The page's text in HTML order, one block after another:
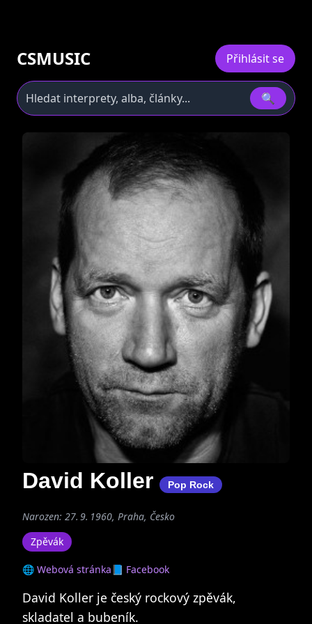
CSMUSIC Přihlásit se
🔍
David Koller Pop Rock
Narozen: 27. 9. 1960, Praha, Česko
Zpěvák
🌐 Webová stránka📘 Facebook
David Koller je český rockový zpěvák,
skladatel a bubeník.